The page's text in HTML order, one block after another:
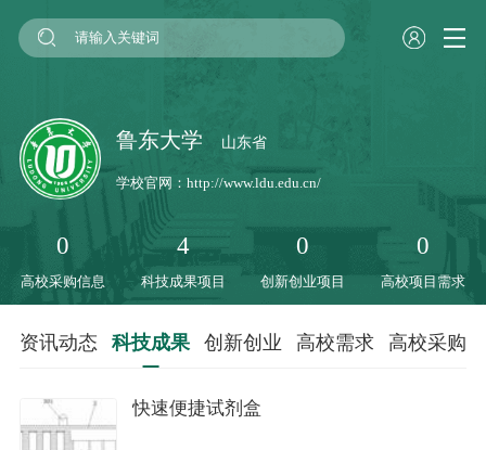
鲁东大学 山东省
学校官网： http://www.ldu.edu.cn/
0
高校采购信息
4
科技成果项目
0
创新创业项目
0
高校项目需求
资讯动态 科技成果 创新创业 高校需求 高校采购
快速便捷试剂盒